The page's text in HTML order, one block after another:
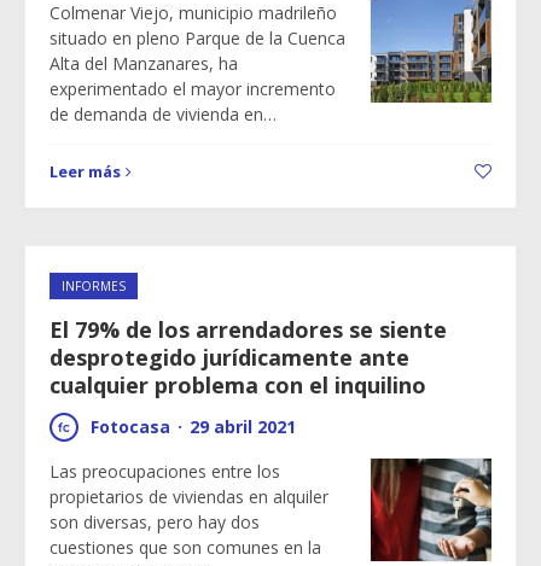
Colmenar Viejo, municipio madrileño
situado en pleno Parque de la Cuenca
Alta del Manzanares, ha
experimentado el mayor incremento
de demanda de vivienda en…
Leer más
INFORMES
El 79% de los arrendadores se siente
desprotegido jurídicamente ante
cualquier problema con el inquilino
Fotocasa · 29 abril 2021
Las preocupaciones entre los
propietarios de viviendas en alquiler
son diversas, pero hay dos
cuestiones que son comunes en la